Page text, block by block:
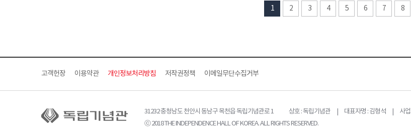
1 2 3 4 5 6 7 8
고객헌장 이용약관 개인정보처리방침 저작권정책 이메일무단수집거부
31232 충청남도 천안시 동남구 목천읍 독립기념관로 1
상호 : 독립기념관 | 대표자명 : 김형석 | 사업
ⓒ 2018 THE INDEPENDENCE HALL OF KOREA. ALL RIGHTS RESERVED.